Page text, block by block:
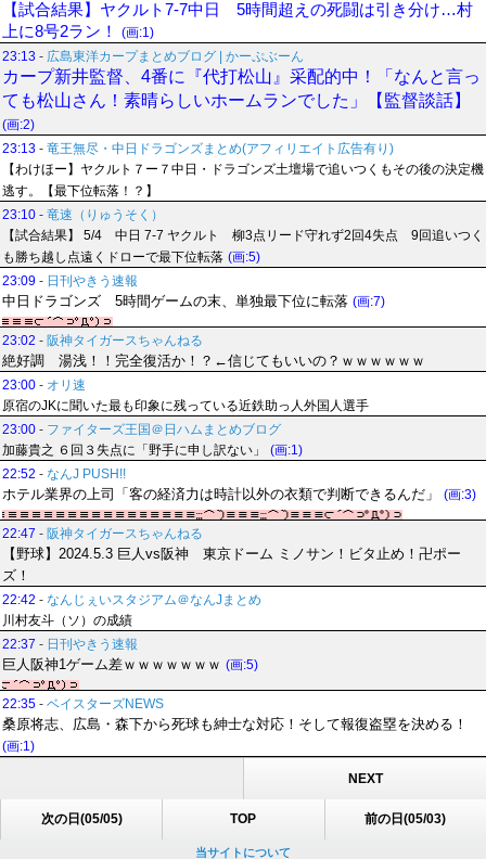
【試合結果】ヤクルト7-7中日 5時間超えの死闘は引き分け…村
上に8号2ラン！
(画:1)
23:13 - 広島東洋カープまとめブログ | かーぷぶーん
カープ新井監督、4番に『代打松山』采配的中！「なんと言っ
ても松山さん！素晴らしいホームランでした」【監督談話】
(画:2)
23:13 - 竜王無尽・中日ドラゴンズまとめ(アフィリエイト広告有り)
【わけほー】ヤクルト７ー７中日・ドラゴンズ土壇場で追いつくもその後の決定機
逃す。【最下位転落！？】
23:10 - 竜速（りゅうそく）
【試合結果】 5/4 中日 7-7 ヤクルト 柳3点リード守れず2回4失点 9回追いつく
も勝ち越し点遠くドローで最下位転落 (画:5)
23:09 - 日刊やきう速報
中日ドラゴンズ 5時間ゲームの末、単独最下位に転落 (画:7)
23:02 - 阪神タイガースちゃんねる
絶好調 湯浅！！完全復活か！？←信じてもいいの？ｗｗｗｗｗｗ
23:00 - オリ速
原宿のJKに聞いた最も印象に残っている近鉄助っ人外国人選手
23:00 - ファイターズ王国＠日ハムまとめブログ
加藤貴之 ６回３失点に「野手に申し訳ない」
(画:1)
22:52 - なんJ PUSH!!
ホテル業界の上司「客の経済力は時計以外の衣類で判断できるんだ」 (画:3)
22:47 - 阪神タイガースちゃんねる
【野球】2024.5.3 巨人vs阪神 東京ドーム ミノサン！ビタ止め！卍ポー
ズ！
22:42 - なんじぇいスタジアム＠なんJまとめ
川村友斗（ソ）の成績
22:37 - 日刊やきう速報
巨人阪神1ゲーム差ｗｗｗｗｗｗｗ (画:5)
22:35 - ベイスターズNEWS
桑原将志、広島・森下から死球も紳士な対応！そして報復盗塁を決める！
(画:1)
NEXT
次の日(05/05) TOP 前の日(05/03)
当サイトについて